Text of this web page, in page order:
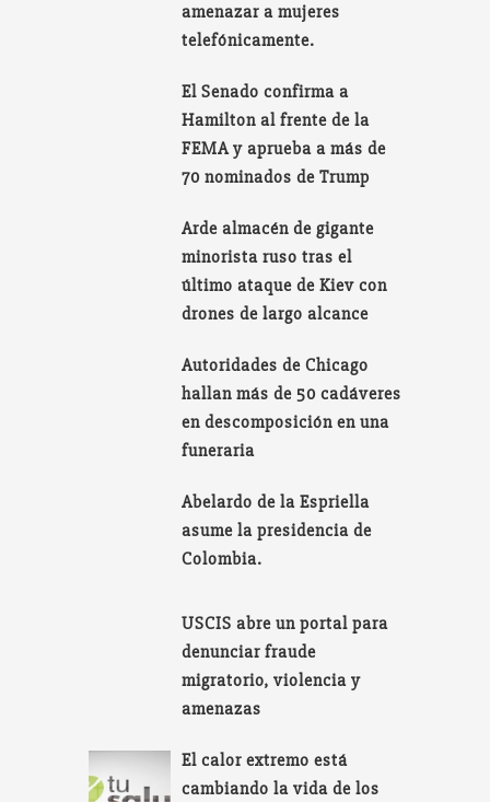
amenazar a mujeres
telefónicamente.
El Senado confirma a
Hamilton al frente de la
FEMA y aprueba a más de
70 nominados de Trump
Arde almacén de gigante
minorista ruso tras el
último ataque de Kiev con
drones de largo alcance
Autoridades de Chicago
hallan más de 50 cadáveres
en descomposición en una
funeraria
Abelardo de la Espriella
asume la presidencia de
Colombia.
USCIS abre un portal para
denunciar fraude
migratorio, violencia y
amenazas
El calor extremo está
cambiando la vida de los